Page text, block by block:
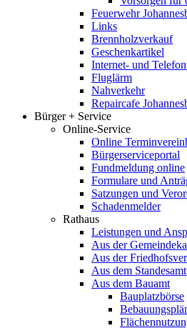
Feuerwehr
Links
Brennholzverkauf
Geschenkartikel
Internet- und
Fluglärm
Nahverkehr
Repaircafe
Bürger + Service
Online-Service
Online
Bürgerserviceportal
Fundmeldung online
Formulare und
Satzungen und
Schadenmelder
Rathaus
Leistungen und
Aus der
Aus der
Aus dem Standesamt
Aus dem Bauamt
Bauplatzbörse